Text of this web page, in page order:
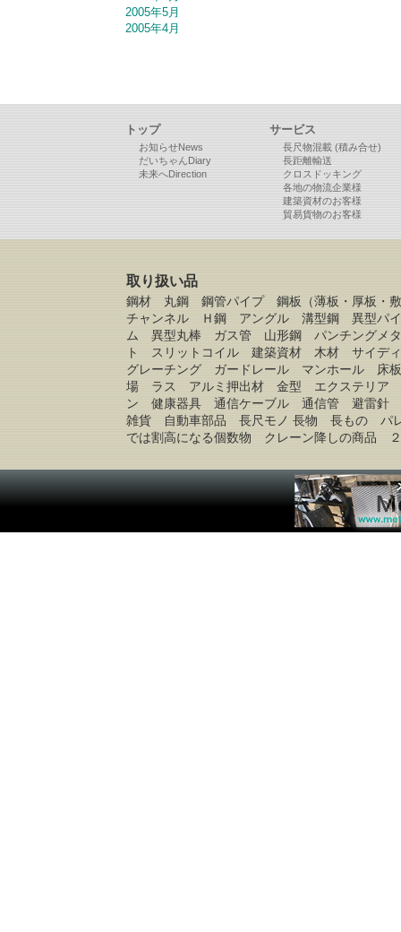
2005年5月
2005年4月
トップ
お知らせNews
だいちゃんDiary
未来へDirection
サービス
長尺物混載 (積み合せ)
長距離輸送
クロスドッキング
各地の物流企業様
建築資材のお客様
貿易貨物のお客様
取り扱い品
鋼材 丸鋼 鋼管パイプ 鋼板（薄板・厚板・
チャンネル Ｈ鋼 アングル 溝型鋼 異型パ
ム 異型丸棒 ガス管 山形鋼 パンチングメ
ト スリットコイル 建築資材 木材 サイ
グレーチング ガードレール マンホール
場 ラス アルミ押出材 金型 エクステリア
ン 健康器具 通信ケーブル 通信管 避雷針
雑貨 自動車部品 長尺モノ 長物 長もの パ
では割高になる個数物 クレーン降しの商品